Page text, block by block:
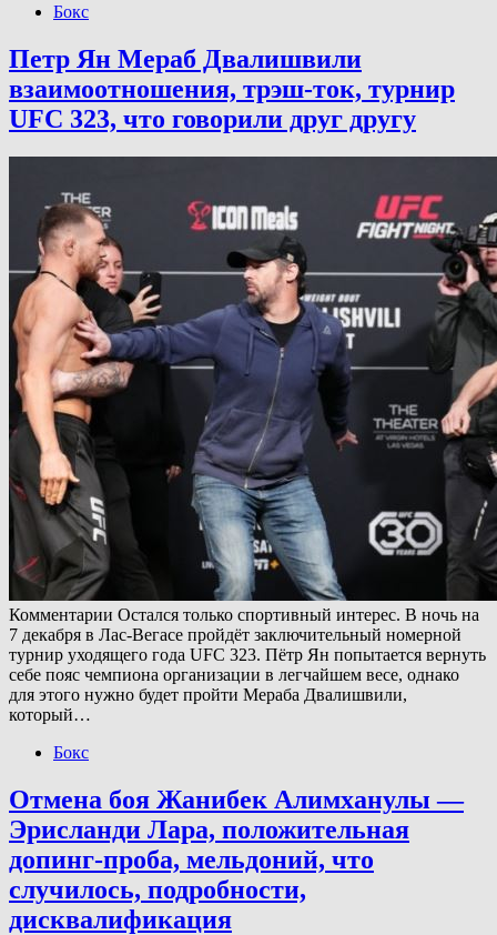
Бокс
Петр Ян Мераб Двалишвили
взаимоотношения, трэш-ток, турнир
UFC 323, что говорили друг другу
Комментарии Остался только спортивный интерес. В ночь на
7 декабря в Лас-Вегасе пройдёт заключительный номерной
турнир уходящего года UFC 323. Пётр Ян попытается вернуть
себе пояс чемпиона организации в легчайшем весе, однако
для этого нужно будет пройти Мераба Двалишвили,
который…
Бокс
Отмена боя Жанибек Алимханулы —
Эрисланди Лара, положительная
допинг-проба, мельдоний, что
случилось, подробности,
дисквалификация